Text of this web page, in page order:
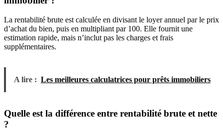
La rentabilité brute est calculée en divisant le loyer annuel par le prix
d’achat du bien, puis en multipliant par 100. Elle fournit une
estimation rapide, mais n’inclut pas les charges et frais
supplémentaires.
A lire : Les meilleures calculatrices pour prêts immobiliers
Quelle est la différence entre rentabilité brute et nette
?